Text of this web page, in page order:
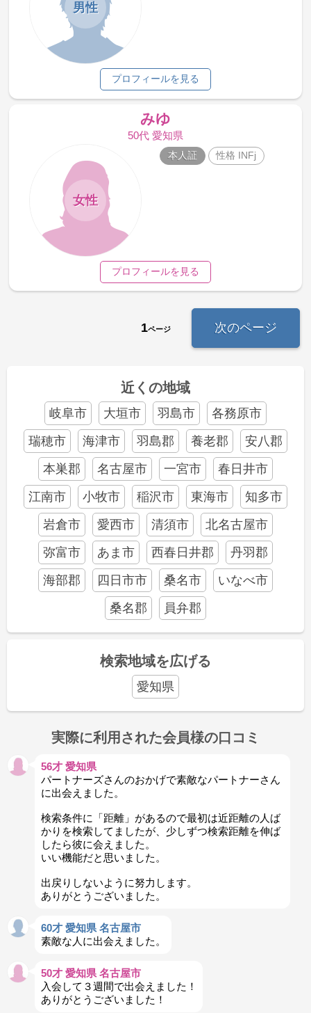
男性
プロフィールを見る
みゆ
50代 愛知県
女性
本人証 性格 INFj
プロフィールを見る
1ページ 次のページ
近くの地域
岐阜市 大垣市 羽島市
各務原市
瑞穂市
海津市 羽島郡 養老郡
安八郡
本巣郡
名古屋市 一宮市
春日井市
江南市
小牧市 稲沢市 東海市
知多市
岩倉市
愛西市 清須市
北名古屋市
弥富市
あま市 西春日井郡
丹羽郡
海部郡
四日市市 桑名市
いなべ市
桑名郡
員弁郡
検索地域を広げる
愛知県
実際に利用された会員様の口コミ
56才 愛知県
パートナーズさんのおかげで素敵なパートナーさん
に出会えました。
検索条件に「距離」があるので最初は近距離の人ば
かりを検索してましたが、少しずつ検索距離を伸ば
したら彼に会えました。
いい機能だと思いました。
出戻りしないように努力します。
ありがとうございました。
60才 愛知県 名古屋市
素敵な人に出会えました。
50才 愛知県 名古屋市
入会して３週間で出会えました！
ありがとうございました！